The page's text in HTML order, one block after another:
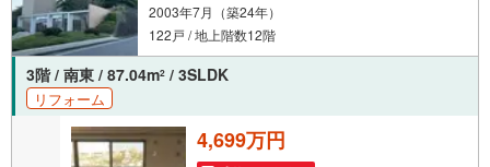
2003年7月（築24年）
122戸 / 地上階数12階
3階 / 南東 / 87.04m2 / 3SLDK
リフォーム
4,699万円